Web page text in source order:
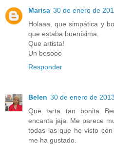
Marisa 30 de enero de
Holaaa, que simpática y
que estaba buenísima.
Que artista!
Un besooo
Responder
Belen 30 de enero de
Que tarta tan bonita
encanta jaja. Me parece
todas las que he visto
me ha gustado.